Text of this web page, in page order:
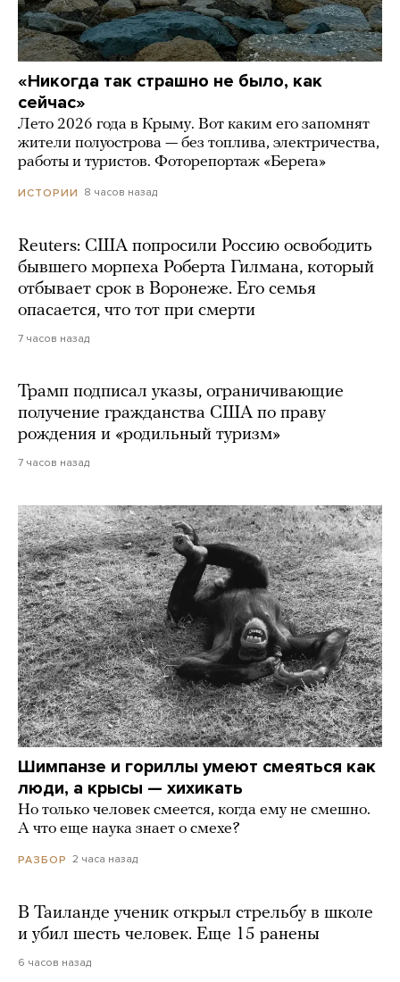
«Никогда так страшно не было, как
сейчас»
Лето 2026 года в Крыму. Вот каким его запомнят
жители полуострова — без топлива, электричества,
работы и туристов. Фоторепортаж «Берега»
ИСТОРИИ 8 часов назад
Reuters: США попросили Россию освободить
бывшего морпеха Роберта Гилмана, который
отбывает срок в Воронеже. Его семья
опасается, что тот при смерти
7 часов назад
Трамп подписал указы, ограничивающие
получение гражданства США по праву
рождения и «родильный туризм»
7 часов назад
Шимпанзе и гориллы умеют смеяться как
люди, а крысы — хихикать
Но только человек смеется, когда ему не смешно.
А что еще наука знает о смехе?
РАЗБОР 2 часа назад
В Таиланде ученик открыл стрельбу в школе
и убил шесть человек. Еще 15 ранены
6 часов назад